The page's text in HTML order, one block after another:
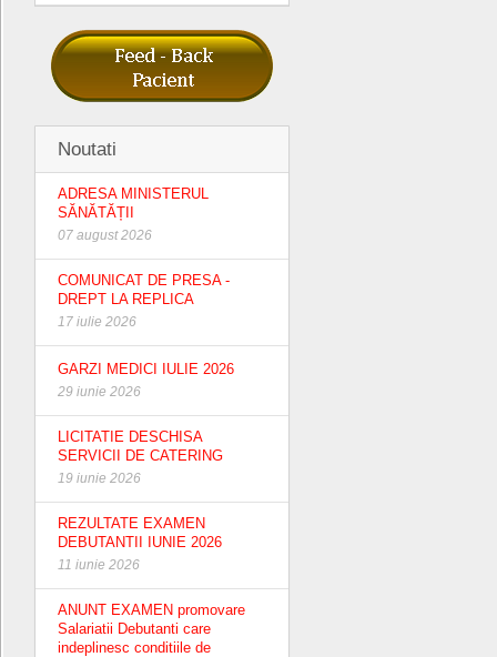
Noutati
ADRESA MINISTERUL
SĂNĂTĂȚII
07 august 2026
COMUNICAT DE PRESA -
DREPT LA REPLICA
17 iulie 2026
GARZI MEDICI IULIE 2026
29 iunie 2026
LICITATIE DESCHISA
SERVICII DE CATERING
19 iunie 2026
REZULTATE EXAMEN
DEBUTANTII IUNIE 2026
11 iunie 2026
ANUNT EXAMEN promovare
Salariatii Debutanti care
indeplinesc conditiile de